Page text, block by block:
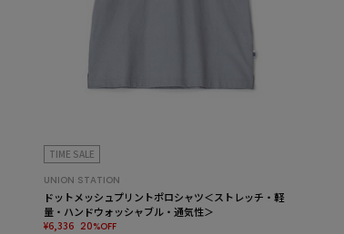
TIME SALE
UNION STATION
ドットメッシュプリントポロシャツ＜ストレッチ・軽
量・ハンドウォッシャブル・通気性＞
¥6,336 20%OFF